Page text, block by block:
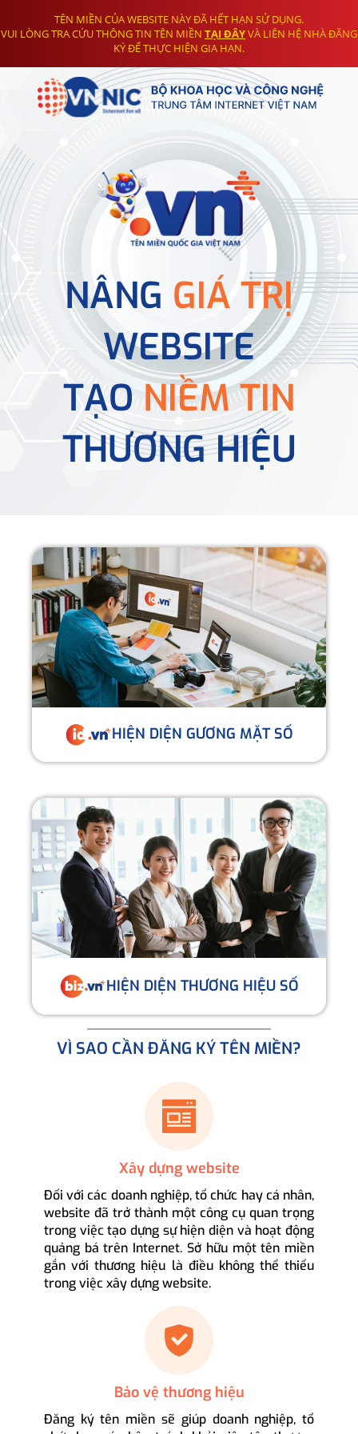
TÊN MIỀN CỦA WEBSITE NÀY ĐÃ HẾT HẠN SỬ DỤNG.
VUI LÒNG TRA CỨU THÔNG TIN TÊN MIỀN TẠI ĐÂYVÀ LIÊN HỆ NHÀ ĐĂNG
KÝ ĐỂ THỰC HIỆN GIA HẠN.
NÂNG GIÁ TRỊ
WEBSITE
TẠONIỀM TIN
THƯƠNG HIỆU
HIỆN DIỆN GƯƠNG MẶT SỐ
HIỆN DIỆN THƯƠNG HIỆU SỐ
VÌ SAO CẦN ĐĂNG KÝ TÊN MIỀN?
Xây dựng website
Đối với các doanh nghiệp, tổ chức hay cá nhân,
website đã trở thành một công cụ quan trọng
trong việc tạo dựng sự hiện diện và hoạt động
quảng bá trên Internet. Sở hữu một tên miền
gắn với thương hiệu là điều không thể thiếu
trong việc xây dựng website.
Bảo vệ thương hiệu
Đăng ký tên miền sẽ giúp doanh nghiệp, tổ